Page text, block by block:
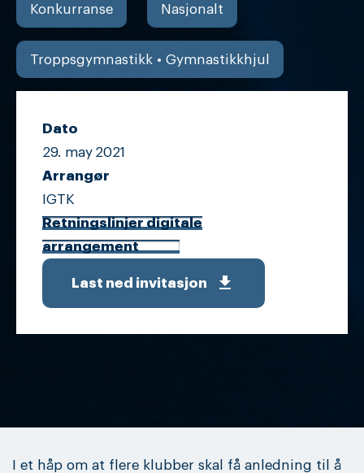
Konkurranse Nasjonalt
Troppsgymnastikk • Gymnastikkhjul
Dato
29. may 2021
Arrangør
IGTK
Retningslinjer digitale
arrangement
Last ned invitasjon get_app
I et håp om at flere klubber skal få anledning til å